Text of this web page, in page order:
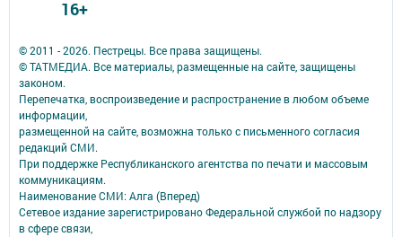
© 2011 - 2026. Пестрецы. Все права защищены.
© ТАТМЕДИА. Все материалы, размещенные на сайте, защищены
законом.
Перепечатка, воспроизведение и распространение в любом объеме
информации,
размещенной на сайте, возможна только с письменного согласия
редакций СМИ.
При поддержке Республиканского агентства по печати и массовым
коммуникациям.
Наименование СМИ: Алга (Вперед)
Сетевое издание зарегистрировано Федеральной службой по надзору
в сфере связи,
16+